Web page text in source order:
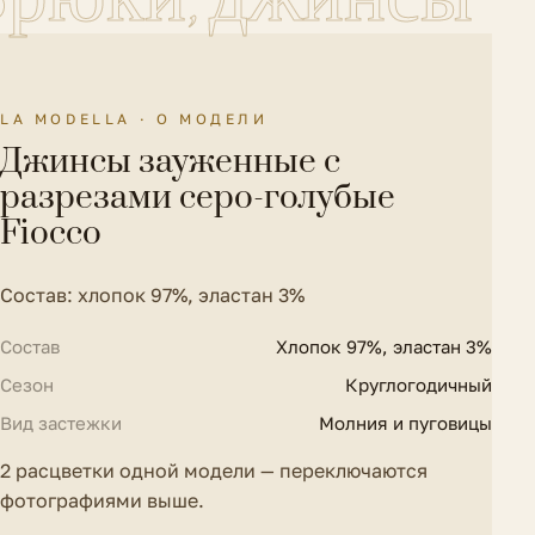
Сезон Круглогодичный
Параметры модели на
фото
Рост 176 см., ОГ-ОТ-ОБ 80-60-85
Талия
Размер на модели
Ширина низа брючин 14 см.
Как оформить возврат
LA MODELLA · О МОДЕЛИ
Джинсы зауженные с
разрезами серо-голубые
Fiocco
Состав: хлопок 97%, эластан 3%
Состав
Хлопок 97%, эластан 3%
Сезон
Круглогодичный
Вид застежки
Молния и пуговицы
2 расцветки одной модели — переключаются
фотографиями выше.